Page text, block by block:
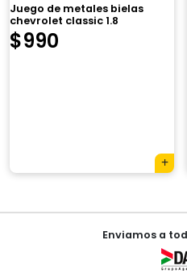
Juego de metales bielas
chevrolet classic 1.8
$990
NavegaciónEnviamos a
Tu carrito